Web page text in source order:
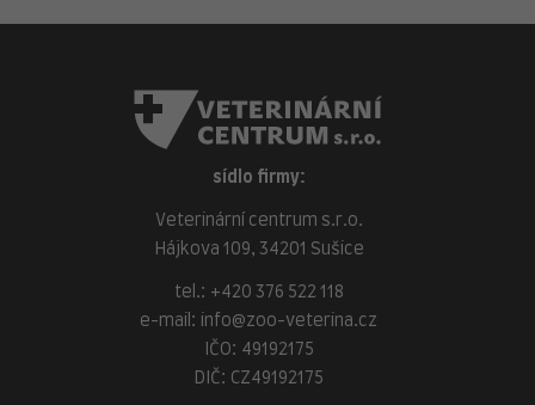
sídlo firmy:
Veterinární centrum s.r.o.
Hájkova 109, 34201 Sušice
tel.: +420 376 522 118
e-mail:
info@zoo-veterina.cz
IČO: 49192175
DIČ: CZ49192175